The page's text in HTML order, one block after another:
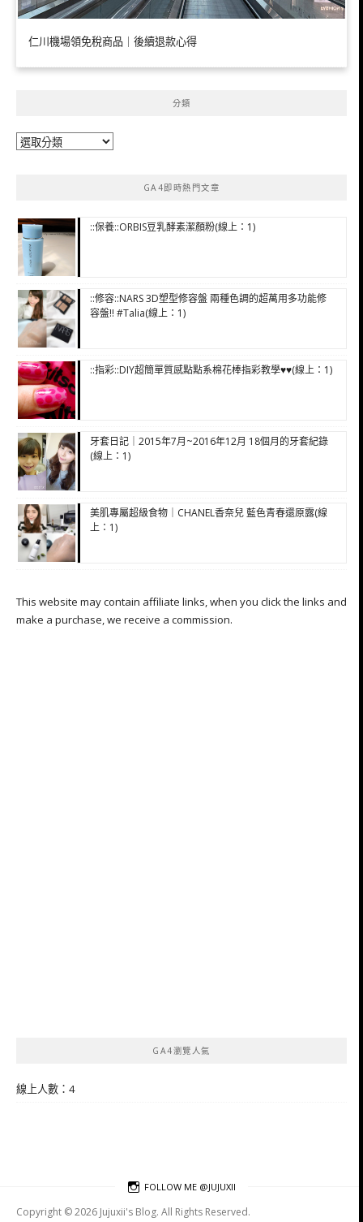
仁川機場領免稅商品｜後續退款心得
分類
分
GA4即時熱門文章
::保養::ORBIS豆乳酵素潔顏粉(線上：1)
::修容::NARS 3D塑型修容盤 兩種色調的超萬用多功能修
容盤!! #Talia(線上：1)
::指彩::DIY超簡單質感點點系棉花棒指彩教學♥♥(線上：1)
牙套日記｜2015年7月~2016年12月 18個月的牙套紀錄
(線上：1)
美肌專屬超級食物｜CHANEL香奈兒 藍色青春還原露(線
上：1)
This website may contain affiliate links, when you click the links and
make a purchase, we receive a commission.
GA4瀏覽人氣
線上人數：4
FOLLOW ME @JUJUXII
Copyright © 2026 Jujuxii's Blog. All Rights Reserved.